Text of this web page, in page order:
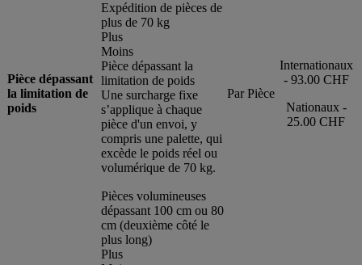
Pièce dépassant
la limitation de
poids
Expédition de pièces de
plus de 70 kg
Plus
Moins
Pièce dépassant la
limitation de poids
Une surcharge fixe
s’applique à chaque
pièce d'un envoi, y
compris une palette, qui
excède le poids réel ou
volumérique de 70 kg.
Par Pièce
Internationaux
- 93.00 CHF
Nationaux -
25.00 CHF
Pièces volumineuses
dépassant 100 cm ou 80
cm (deuxième côté le
plus long)
Plus